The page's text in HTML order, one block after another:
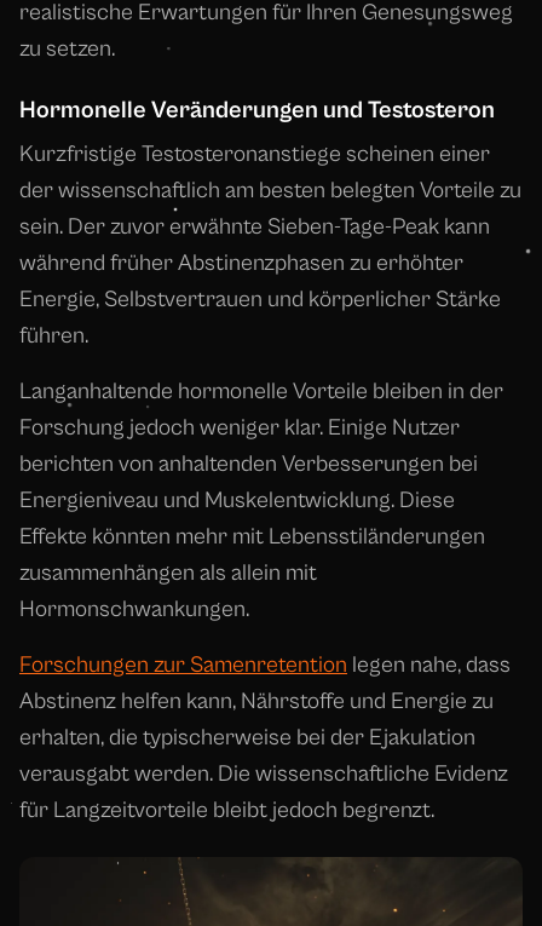
realistische Erwartungen für Ihren Genesungsweg
zu setzen.
Hormonelle Veränderungen und Testosteron
Kurzfristige Testosteronanstiege scheinen einer
der wissenschaftlich am besten belegten Vorteile zu
sein. Der zuvor erwähnte Sieben-Tage-Peak kann
während früher Abstinenzphasen zu erhöhter
Energie, Selbstvertrauen und körperlicher Stärke
führen.
Langanhaltende hormonelle Vorteile bleiben in der
Forschung jedoch weniger klar. Einige Nutzer
berichten von anhaltenden Verbesserungen bei
Energieniveau und Muskelentwicklung. Diese
Effekte könnten mehr mit Lebensstiländerungen
zusammenhängen als allein mit
Hormonschwankungen.
Forschungen zur Samenretention legen nahe, dass
Abstinenz helfen kann, Nährstoffe und Energie zu
erhalten, die typischerweise bei der Ejakulation
verausgabt werden. Die wissenschaftliche Evidenz
für Langzeitvorteile bleibt jedoch begrenzt.